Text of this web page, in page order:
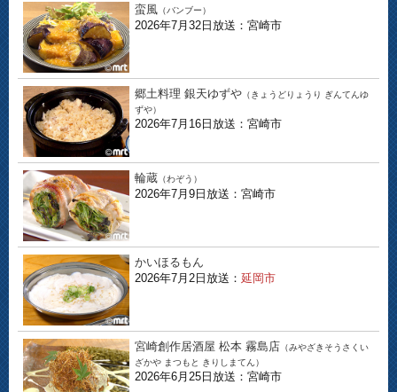
蛮風 （バンブー）
2026年7月32日放送：宮崎市
郷土料理 銀天ゆずや （きょうどりょうり ぎんてんゆ
ずや）
2026年7月16日放送：宮崎市
輪蔵 （わぞう）
2026年7月9日放送：宮崎市
かいほるもん
2026年7月2日放送： 延岡市
宮崎創作居酒屋 松本 霧島店 （みやざきそうさくい
ざかや まつもと きりしまてん）
2026年6月25日放送：宮崎市